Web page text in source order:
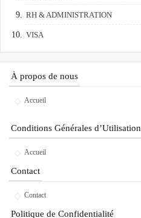
RH & ADMINISTRATION
VISA
À propos de nous
Accueil
Conditions Générales d’Utilisation
Accueil
Contact
Contact
Politique de Confidentialité